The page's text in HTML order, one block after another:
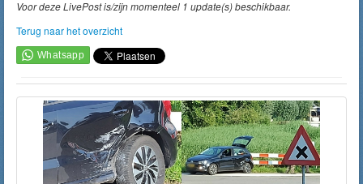
Voor deze LivePost is/zijn momenteel 1 update(s) beschikbaar.
Terug naar het overzicht